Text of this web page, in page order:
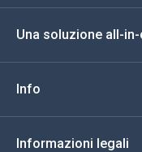
Deutsch
Una soluzione all-
Info
Informazioni legali